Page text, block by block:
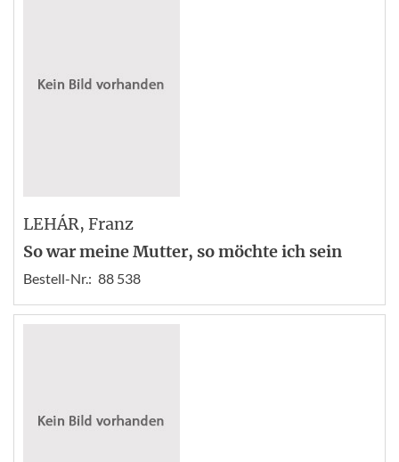
LEHÁR, Franz
So war meine Mutter, so möchte ich sein
Bestell-Nr.: 88 538